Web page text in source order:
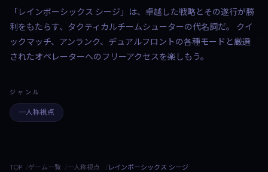
「レインボーシックス シージ」は、卓越した戦略とその遂行が勝
利をもたらす、タクティカルチームシューターの代名詞だ。 クイ
ックマッチ、アンランク、デュアルフロントの各種モードと厳選
されたオペレーターへのフリーアクセスを楽しもう。
ジャンル
一人称視点
TOP ゲーム一覧 一人称視点 レインボーシックス シージ